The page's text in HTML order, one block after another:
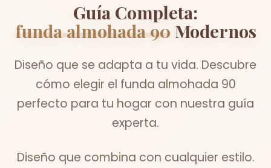
Guía Completa:
funda almohada 90Modernos
Diseño que se adapta a tu vida. Descubre
cómo elegir el funda almohada 90
perfecto para tu hogar con nuestra guía
experta.
Diseño que combina con cualquier estilo.